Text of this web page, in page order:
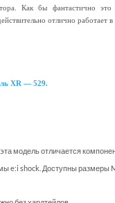
Как бы фантастично
отлично работает в
XR — 529.
модель отличается
e:i shock. Доступны размеры M,